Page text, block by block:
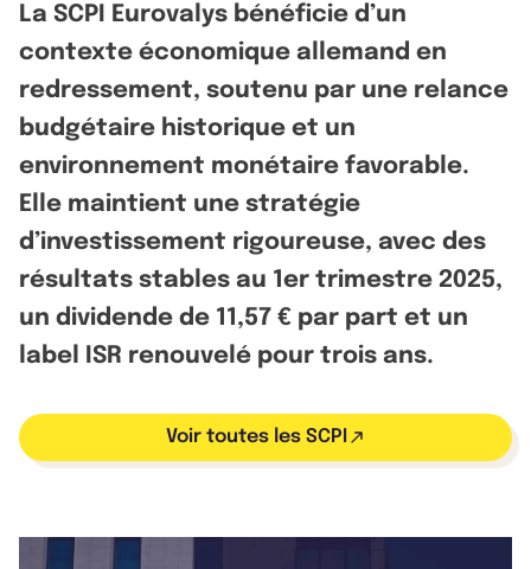
La SCPI Eurovalys bénéficie d’un
contexte économique allemand en
redressement, soutenu par une relance
budgétaire historique et un
environnement monétaire favorable.
Elle maintient une stratégie
d’investissement rigoureuse, avec des
résultats stables au 1er trimestre 2025,
un dividende de 11,57 € par part et un
label ISR renouvelé pour trois ans.
Voir toutes les SCPI